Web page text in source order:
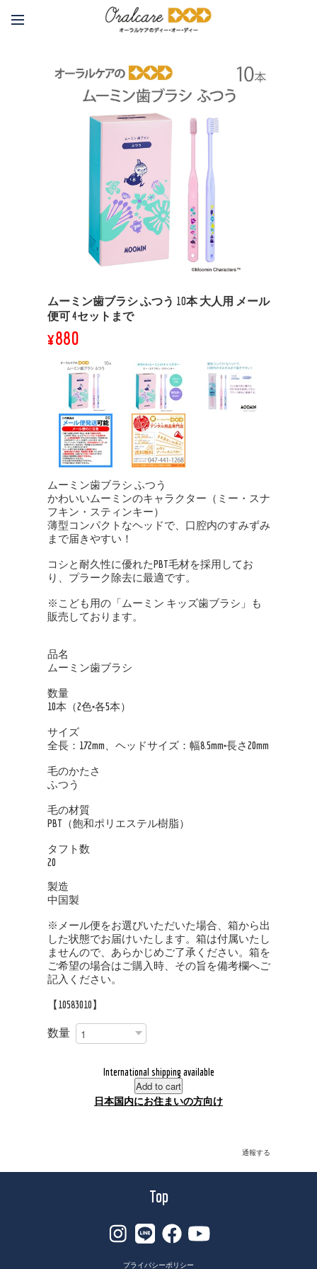
ムーミン歯ブラシ ふつう 10本 大人用 メール
便可 4セットまで
¥880
ムーミン歯ブラシ ふつう
かわいいムーミンのキャラクター（ミー・スナ
フキン・スティンキー）
薄型コンパクトなヘッドで、口腔内のすみずみ
まで届きやすい！
コシと耐久性に優れたPBT毛材を採用してお
り、プラーク除去に最適です。
※こども用の「ムーミン キッズ歯ブラシ」も
販売しております。
品名
ムーミン歯ブラシ
数量
10本（2色×各5本）
サイズ
全長：172mm、ヘッドサイズ：幅8.5mm×長さ20mm
毛のかたさ
ふつう
毛の材質
PBT（飽和ポリエステル樹脂）
タフト数
20
製造
中国製
※メール便をお選びいただいた場合、箱から出
した状態でお届けいたします。箱は付属いたし
ませんので、あらかじめご了承ください。箱を
ご希望の場合はご購入時、その旨を備考欄へご
記入ください。
【10583010】
数量
International shipping available
Add to cart
日本国内にお住まいの方向け
通報する
Top
プライバシーポリシー